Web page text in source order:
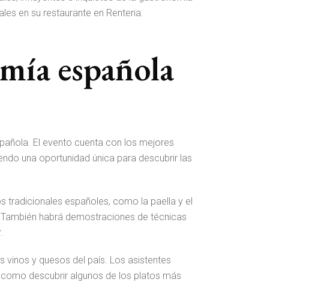
en su restaurante en Renteria.
española
El evento cuenta con los mejores
una oportunidad única para descubrir las
tradicionales españoles, como la paella y el
habrá demostraciones de técnicas
vinos y quesos del país. Los asistentes
descubrir algunos de los platos más